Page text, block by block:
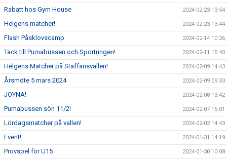
Rabatt hos Gym House 2024-02-23 13:54
Helgens matcher! 2024-02-23 13:44
Flash Påsklovscamp 2024-02-14 10:26
Tack till Pumabussen och Sportringen! 2024-02-11 15:40
Helgens Matcher på Staffansvallen! 2024-02-09 14:43
Årsmöte 5 mars 2024 2024-02-09 09:33
JOYNA! 2024-02-08 13:42
Pumabussen sön 11/2! 2024-02-07 15:01
Lördagsmatcher på vallen! 2024-02-02 14:43
Event! 2024-01-31 14:19
Provspel för U15 2024-01-30 10:08